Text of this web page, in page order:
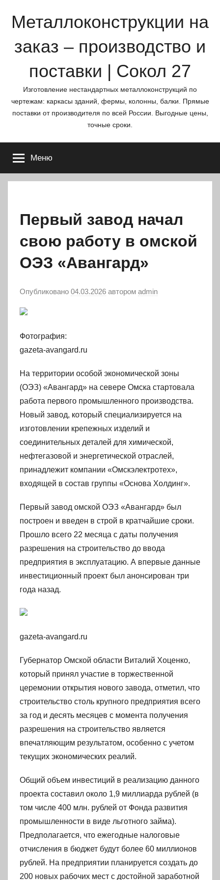
Металлоконструкции на
заказ – производство и
поставки | Сокол 27
Изготовление нестандартных металлоконструкций по
чертежам: каркасы зданий, фермы, колонны, балки. Прямые
поставки от производителя по всей России. Выгодные цены,
точные сроки.
Меню
Первый завод начал
свою работу в омской
ОЭЗ «Авангард»
Опубликовано 04.03.2026 автором admin
Фотография:
gazeta-avangard.ru
На территории особой экономической зоны
(ОЭЗ) «Авангард» на севере Омска стартовала
работа первого промышленного производства.
Новый завод, который специализируется на
изготовлении крепежных изделий и
соединительных деталей для химической,
нефтегазовой и энергетической отраслей,
принадлежит компании «Омскэлектротех»,
входящей в состав группы «Основа Холдинг».
Первый завод омской ОЭЗ «Авангард» был
построен и введен в строй в кратчайшие сроки.
Прошло всего 22 месяца с даты получения
разрешения на строительство до ввода
предприятия в эксплуатацию. А впервые данные
инвестиционный проект был анонсирован три
года назад.
gazeta-avangard.ru
Губернатор Омской области Виталий Хоценко,
который принял участие в торжественной
церемонии открытия нового завода, отметил, что
строительство столь крупного предприятия всего
за год и десять месяцев с момента получения
разрешения на строительство является
впечатляющим результатом, особенно с учетом
текущих экономических реалий.
Общий объем инвестиций в реализацию данного
проекта составил около 1,9 миллиарда рублей (в
том числе 400 млн. рублей от Фонда развития
промышленности в виде льготного займа).
Предполагается, что ежегодные налоговые
отчисления в бюджет будут более 60 миллионов
рублей. На предприятии планируется создать до
200 новых рабочих мест с достойной заработной